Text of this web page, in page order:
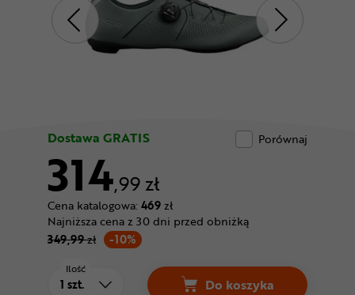
Dostawa GRATIS Porównaj
314,99 zł
Cena katalogowa: 469zł
-10%
Najniższa cena z 30 dni przed obniżką
349,99zł
Ilość
Do koszyka